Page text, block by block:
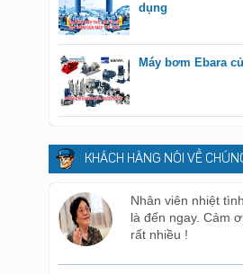
dụng
Máy bơm Ebara
KHÁCH HÀNG NÓI VỀ
Nhân viên nhiệt
là đến ngay. Cảm
rất nhiều !